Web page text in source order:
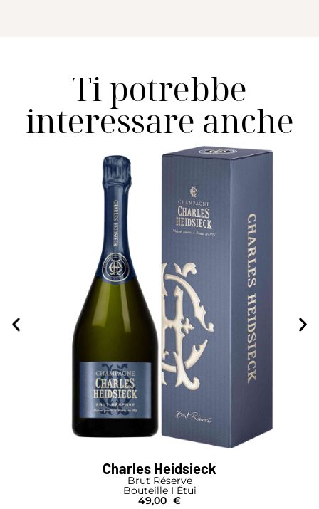
Ti potrebbe
interessare anche
Charles Heidsieck
Brut Réserve
Bouteille I Étui
49,00 €